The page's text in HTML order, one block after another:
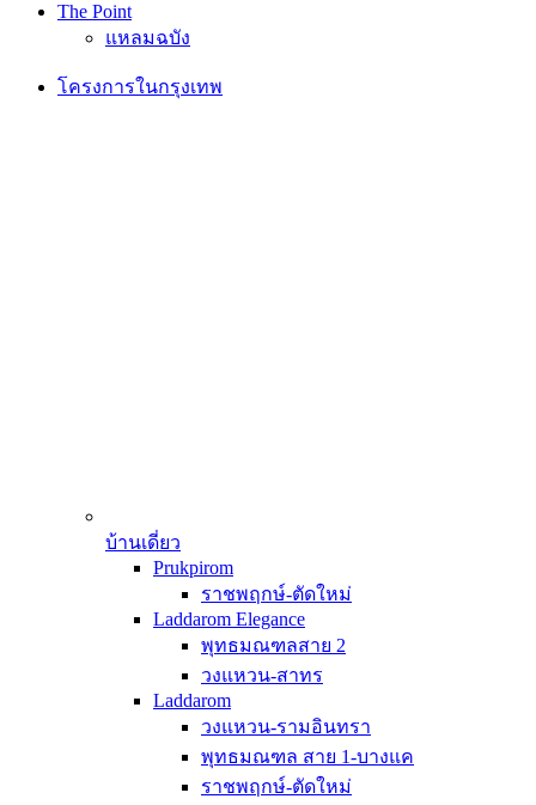
The Point
แหลมฉบัง
โครงการในกรุงเทพ
บ้านเดี่ยว
Prukpirom
ราชพฤกษ์-ตัดใหม่
Laddarom Elegance
พุทธมณฑลสาย 2
วงแหวน-สาทร
Laddarom
วงแหวน-รามอินทรา
พุทธมณฑล สาย 1-บางแค
ราชพฤกษ์-ตัดใหม่